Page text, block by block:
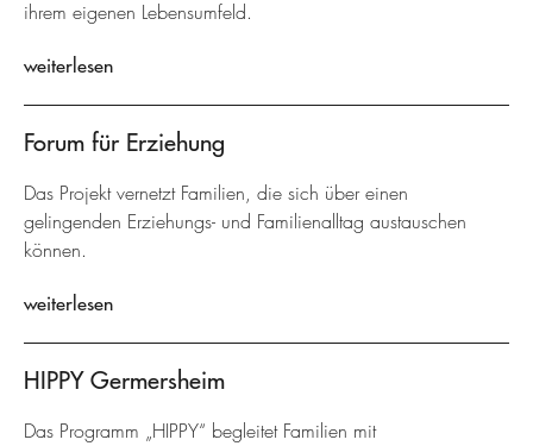
ihrem eigenen Lebensumfeld.
weiterlesen
Forum für Erziehung
Das Projekt vernetzt Familien, die sich über einen
gelingenden Erziehungs- und Familienalltag austauschen
können.
weiterlesen
HIPPY Germersheim
Das Programm „HIPPY“ begleitet Familien mit